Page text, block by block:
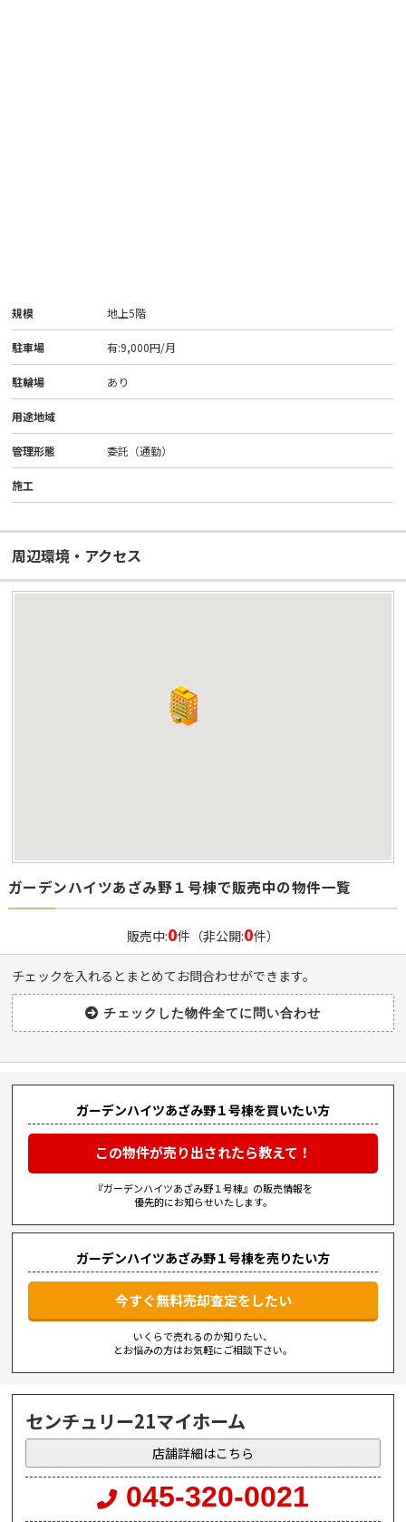
規模 地上5階
駐車場 有:9,000円/月
駐輪場 あり
用途地域
管理形態 委託（通勤）
施工
周辺環境・アクセス
ガーデンハイツあざみ野１号棟で販売中の物件一覧
販売中:0件（非公開:0件）
チェックを入れるとまとめてお問合わせができます。
ガーデンハイツあざみ野１号棟を買いたい方
この物件が売り出されたら教えて！
『ガーデンハイツあざみ野１号棟』の販売情報を
優先的にお知らせいたします。
ガーデンハイツあざみ野１号棟を売りたい方
今すぐ無料売却査定をしたい
いくらで売れるのか知りたい、
とお悩みの方はお気軽にご相談下さい。
センチュリー21マイホーム
店舗詳細はこちら
045-320-0021